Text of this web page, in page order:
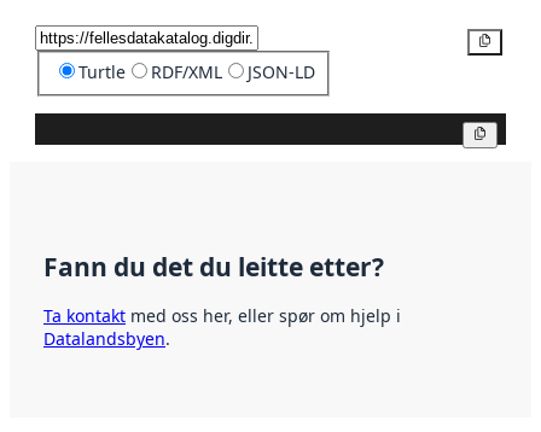
Turtle RDF/XML JSON-LD
Fann du det du leitte etter?
Ta kontakt med oss her, eller spør om hjelp i
Datalandsbyen.